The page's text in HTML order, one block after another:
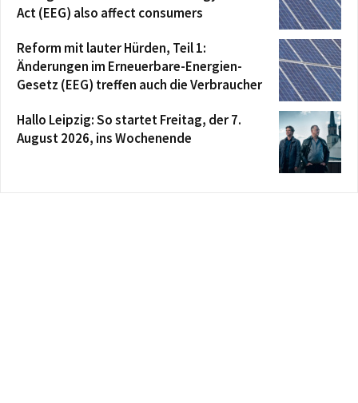
Act (EEG) also affect consumers
Reform mit lauter Hürden, Teil 1:
Änderungen im Erneuerbare-Energien-
Gesetz (EEG) treffen auch die Verbraucher
Hallo Leipzig: So startet Freitag, der 7.
August 2026, ins Wochenende